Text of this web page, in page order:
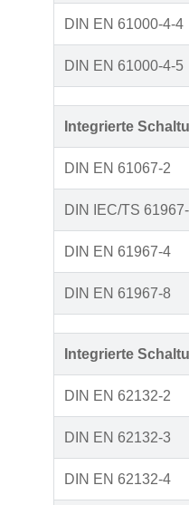
DIN EN 61000-4-4
DIN EN 61000-4-5
Integrierte
DIN EN 61067-2
DIN IEC/TS
DIN EN 61967-4
DIN EN 61967-8
Integrierte
DIN EN 62132-2
DIN EN 62132-3
DIN EN 62132-4